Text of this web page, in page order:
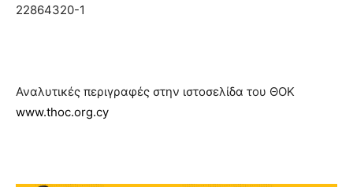
22864320-1
Αναλυτικές περιγραφές στην ιστοσελίδα του ΘΟΚ
www.thoc.org.cy